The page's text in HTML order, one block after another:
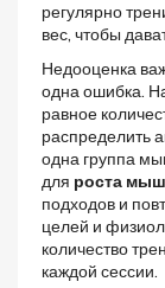
регулярно
вес, чтобы
Недооценка
одна ошибка.
равное
распределить
одна группа
для роста
подходов и
целей и
количество
каждой сессии.